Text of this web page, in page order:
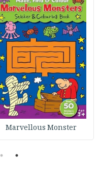
Marvellous Monster
1
2